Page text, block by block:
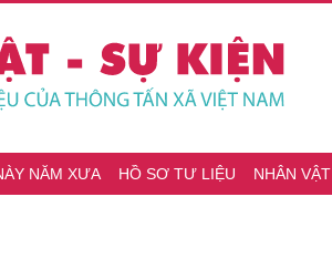
NĂM XƯA HỒ SƠ TƯ LIỆU NHÂN VẬT